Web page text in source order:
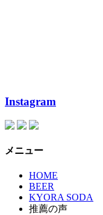
Instagram
メニュー
HOME
BEER
KYORA SODA
推薦の声